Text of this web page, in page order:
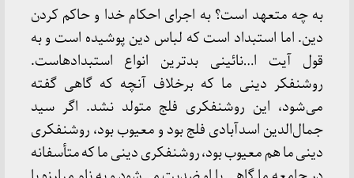
به چه متعهد است؟ به اجرای احکام خدا و حاکم کردن
دین. اما استبداد است که لباس دین پوشیده است و به
قول آیت ا…نائینی بدترین انواع استبدادهاست.
روشنفکر دینی ما که برخلاف آنچه که گاهی گفته
می‌شود، این روشنفکری فلج متولد نشد. اگر سید
جمال‌الدین اسدآبادی فلج بود و معیوب بود، روشنفکری
دینی ما هم معیوب بود، روشنفکری دینی ما که متأسفانه